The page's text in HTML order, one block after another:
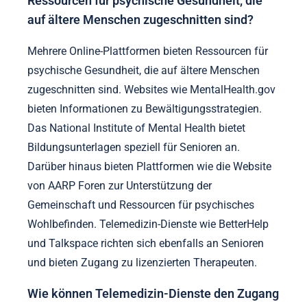
auf ältere Menschen zugeschnitten sind?
Mehrere Online-Plattformen bieten Ressourcen für
psychische Gesundheit, die auf ältere Menschen
zugeschnitten sind. Websites wie MentalHealth.gov
bieten Informationen zu Bewältigungsstrategien.
Das National Institute of Mental Health bietet
Bildungsunterlagen speziell für Senioren an.
Darüber hinaus bieten Plattformen wie die Website
von AARP Foren zur Unterstützung der
Gemeinschaft und Ressourcen für psychisches
Wohlbefinden. Telemedizin-Dienste wie BetterHelp
und Talkspace richten sich ebenfalls an Senioren
und bieten Zugang zu lizenzierten Therapeuten.
Wie können Telemedizin-Dienste den Zugang